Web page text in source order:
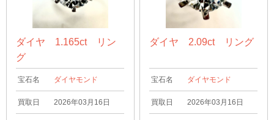
ダイヤ 1.165ct リン
グ
宝石名 ダイヤモンド
買取日 2026年03月16日
ダイヤ 2.09ct リング
宝石名 ダイヤモンド
買取日 2026年03月16日